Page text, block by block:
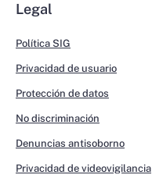
Legal
Política SIG
Privacidad de usuario
Protección de datos
No discriminación
Denuncias antisoborno
Privacidad de videovigilancia